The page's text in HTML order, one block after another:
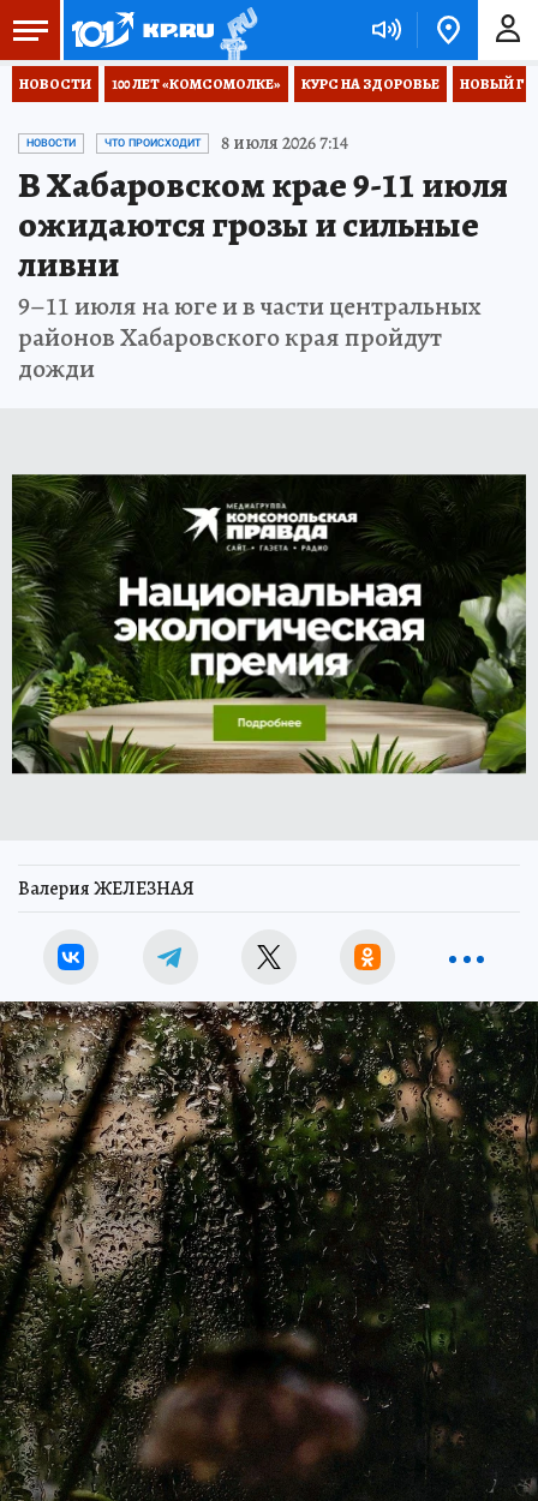
НОВОСТИ 100 ЛЕТ «КОМСОМОЛКЕ» КУРС НА ЗДОРОВЬЕ НОВЫЙ
НОВОСТИ ЧТО ПРОИСХОДИТ 8 июля 2026 7:14
В Хабаровском крае 9-11 июля
ожидаются грозы и сильные
ливни
9–11 июля на юге и в части центральных
районов Хабаровского края пройдут
дожди
Валерия ЖЕЛЕЗНАЯ